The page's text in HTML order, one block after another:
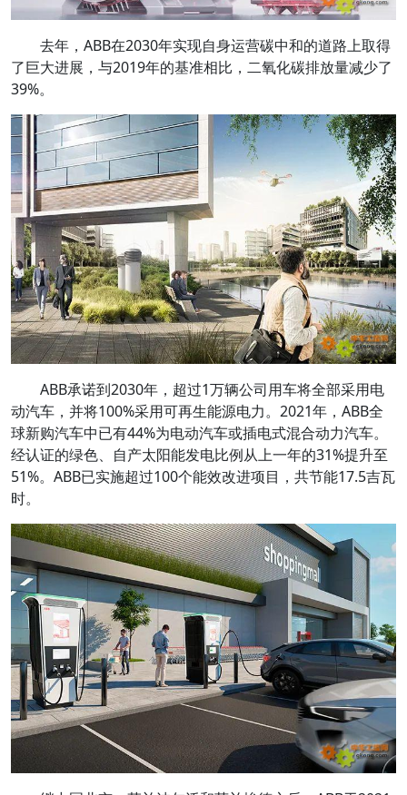
去年，ABB在2030年实现自身运营碳中和的道路上取得
了巨大进展，与2019年的基准相比，二氧化碳排放量减少了
39%。
ABB承诺到2030年，超过1万辆公司用车将全部采用电
动汽车，并将100%采用可再生能源电力。2021年，ABB全
球新购汽车中已有44%为电动汽车或插电式混合动力汽车。
经认证的绿色、自产太阳能发电比例从上一年的31%提升至
51%。ABB已实施超过100个能效改进项目，共节能17.5吉瓦
时。